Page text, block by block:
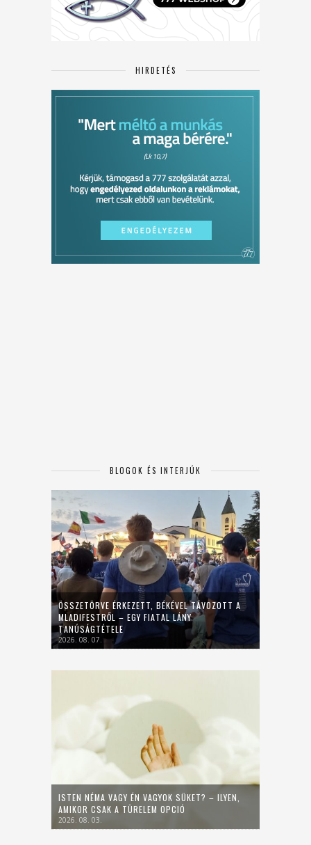
HIRDETÉS
BLOGOK ÉS INTERJÚK
ÖSSZETÖRVE ÉRKEZETT, BÉKÉVEL TÁVOZOTT A
MLADIFESTRŐL – EGY FIATAL LÁNY
TANÚSÁGTÉTELE
2026. 08. 07.
ISTEN NÉMA VAGY ÉN VAGYOK SÜKET? – ILYEN,
AMIKOR CSAK A TÜRELEM OPCIÓ
2026. 08. 03.